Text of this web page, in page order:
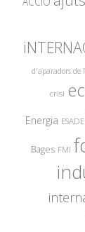
d'aparadors de
crisi
Energia ESADE
Bages FMI